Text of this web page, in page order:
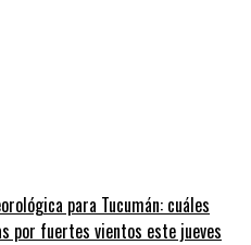
para Tucumán: cuáles
por fuertes vientos este jueves